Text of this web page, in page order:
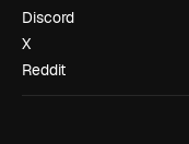
Discord
X
Reddit